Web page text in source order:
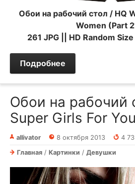
Обои на рабочий стол / HQ
Women (Part
261 JPG || HD Random
Подробнее
Обои на рабочий
Super Girls For
allivator 8 октября 2013
4
Главная / Картинки / Девушки